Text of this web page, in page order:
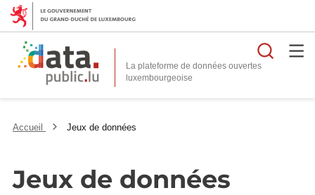
La plateforme de données ouvertes
Accueil Jeux de données
Jeux de données